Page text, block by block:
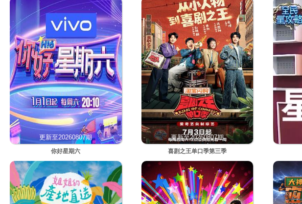
更新至20260807期
你好星期六
更新至20260807期
喜剧之王单口季第三季